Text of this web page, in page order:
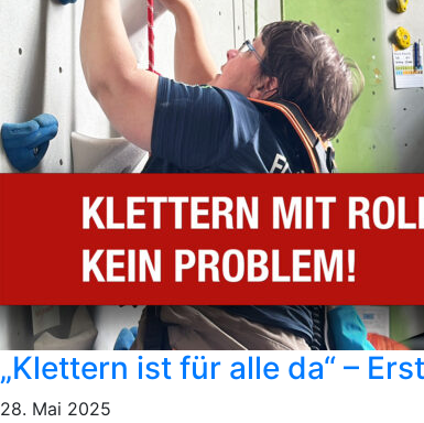
„Klettern ist für alle da“ –
28. Mai 2025